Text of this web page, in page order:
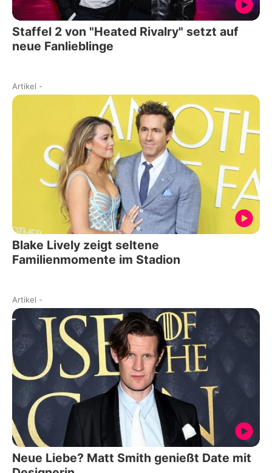
Staffel 2 von "Heated Rivalry" setzt auf
neue Fanlieblinge
Artikel -
Blake Lively zeigt seltene
Familienmomente im Stadion
Artikel -
Neue Liebe? Matt Smith genießt Date mit